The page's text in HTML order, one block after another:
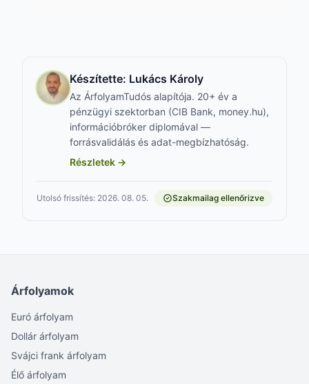
Készítette: Lukács Károly
Az ÁrfolyamTudós alapítója. 20+ év a
pénzügyi szektorban (CIB Bank, money.hu),
információbróker diplomával —
forrásvalidálás és adat-megbízhatóság.
Részletek →
Utolsó frissítés: 2026. 08. 05. Szakmailag ellenőrizve
Árfolyamok
Euró árfolyam
Dollár árfolyam
Svájci frank árfolyam
Élő árfolyam